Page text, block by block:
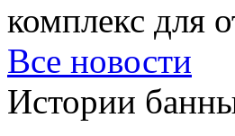
комплекс для
Все новости
Истории